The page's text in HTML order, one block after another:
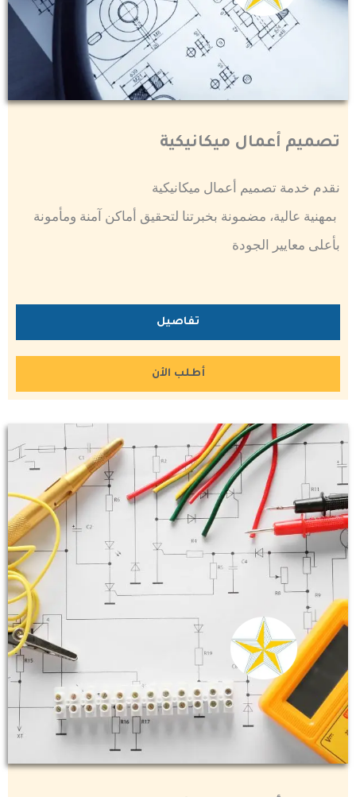
تصميم أعمال ميكانيكية
نقدم خدمة تصميم أعمال ميكانيكية
بمهنية عالية، مضمونة بخبرتنا لتحقيق أماكن آمنة ومأمونة
بأعلى معايير الجودة
تفاصيل
أطلب الأن